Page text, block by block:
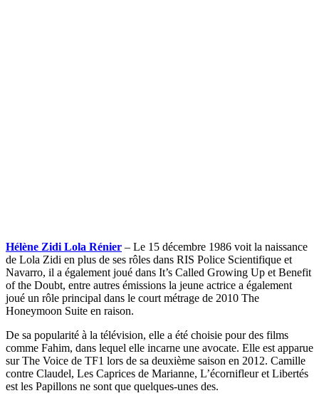
Hélène Zidi Lola Rénier – Le 15 décembre 1986 voit la naissance
de Lola Zidi en plus de ses rôles dans RIS Police Scientifique et
Navarro, il a également joué dans It’s Called Growing Up et Benefit
of the Doubt, entre autres émissions la jeune actrice a également
joué un rôle principal dans le court métrage de 2010 The
Honeymoon Suite en raison.
De sa popularité à la télévision, elle a été choisie pour des films
comme Fahim, dans lequel elle incarne une avocate. Elle est apparue
sur The Voice de TF1 lors de sa deuxième saison en 2012. Camille
contre Claudel, Les Caprices de Marianne, L’écornifleur et Libertés
est les Papillons ne sont que quelques-unes des.